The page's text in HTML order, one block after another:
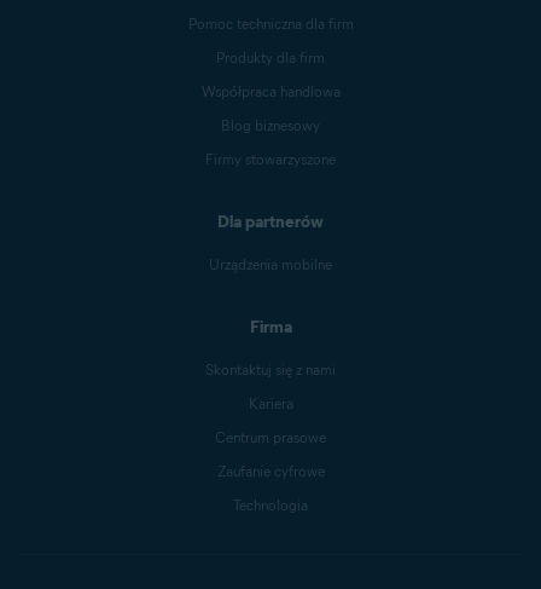
Pomoc techniczna dla firm
Produkty dla firm
Współpraca handlowa
Blog biznesowy
Firmy stowarzyszone
Dla partnerów
Urządzenia mobilne
Firma
Skontaktuj się z nami
Kariera
Centrum prasowe
Zaufanie cyfrowe
Technologia